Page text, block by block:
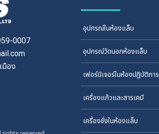
0007
มือง
อุปกรณ์ในห้องแล็บ
อุปกรณ์วัดนอกห้องแล็บ
เฟอร์นิเจอร์ในห้องปฏิบัติการ
เครื่องแก้วและสารเคมี
เครื่องชั่งในห้องแล็บ